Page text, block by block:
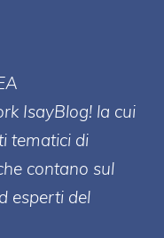
IsayBlog! la cui
tematici di
contano sul
esperti del